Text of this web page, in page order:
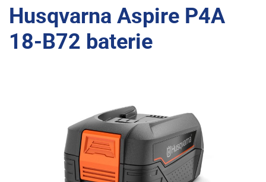
Husqvarna Aspire P4A
18-B72 baterie